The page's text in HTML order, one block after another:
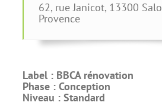
62, rue Janicot, 13300
Provence
Label : BBCA rénovation
Phase : Conception
Niveau : Standard